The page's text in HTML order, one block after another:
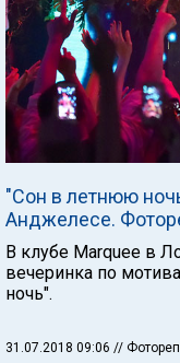
"Сон в летнюю
Анджелесе.
В клубе Marquee в
вечеринка по
ночь".
31.07.2018 09:06 //